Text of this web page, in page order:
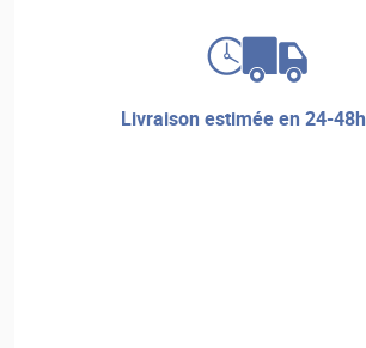
livraison estimée en 24-48h